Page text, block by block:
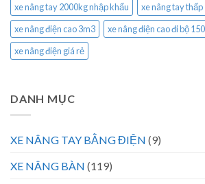
xe nâng tay 2000kg nhập khẩu
xe nâng tay
xe nâng điện cao 3m3
xe nâng điện cao đi bộ
xe nâng điện giá rẻ
DANH MỤC
XE NÂNG TAY BẰNG ĐIỆN (9)
XE NÂNG BÀN (119)